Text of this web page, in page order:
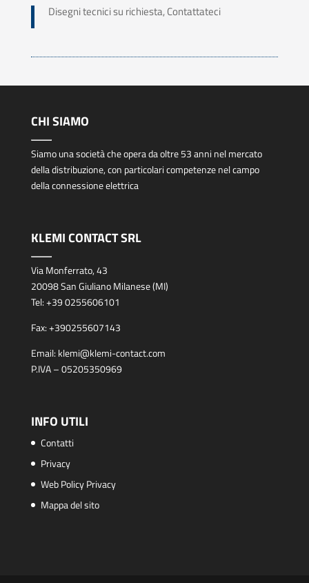
Disegni tecnici su richiesta, Contattateci
CHI SIAMO
Siamo una società che opera da oltre 53 anni nel mercato
della distribuzione, con particolari competenze nel campo
della connessione elettrica
KLEMI CONTACT SRL
Via Monferrato, 43
20098 San Giuliano Milanese (MI)
Tel:+39 0255606101
Fax:+390255607143
Email: klemi@klemi-contact.com
P.IVA – 05205350969
INFO UTILI
Contatti
Privacy
Web Policy Privacy
Mappa del sito